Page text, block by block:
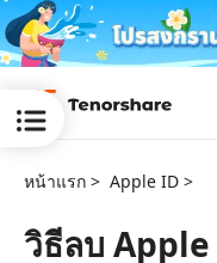
หน้าแรก > Apple ID >
วิธีลบ